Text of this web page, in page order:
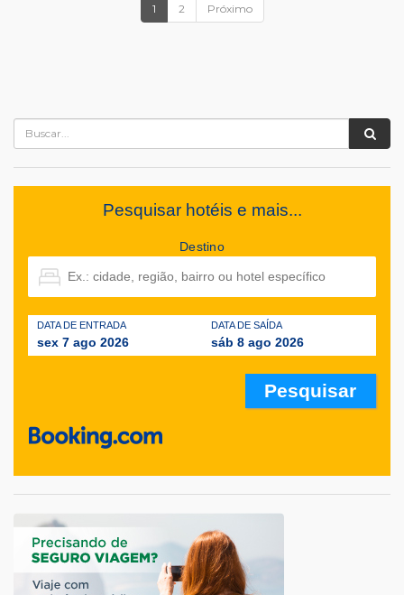
1 2 Próximo
Pesquisar hotéis e mais...
Destino
DATA DE ENTRADA
sex 7 ago 2026
DATA DE SAÍDA
sáb 8 ago 2026